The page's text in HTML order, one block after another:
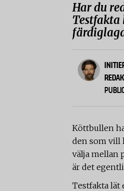
Har du
Köttbullen
den som vill
välja mellan
är det
Testfakta lät